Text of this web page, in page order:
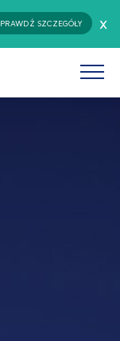
SZCZEGÓŁY x